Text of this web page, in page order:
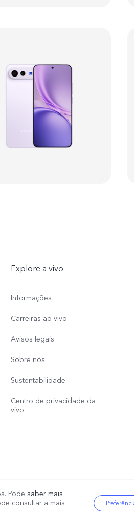
Explore a vivo
Informações
Carreiras ao vivo
Avisos legais
Sobre nós
Sustentabilidade
Centro de privacidade da
vivo
| Política de Privacidade |
Pode saber mais
consultar a mais